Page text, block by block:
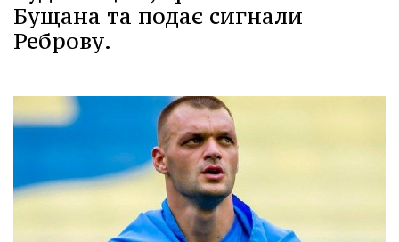
Бущана та подає сигнали
Реброву.